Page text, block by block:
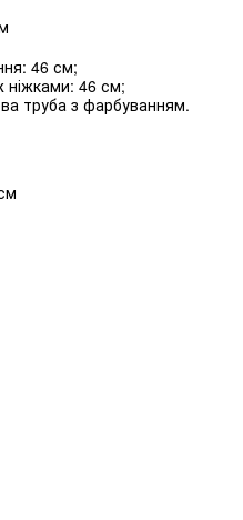
46 см;
ніжками: 46 см;
труба з фарбуванням.